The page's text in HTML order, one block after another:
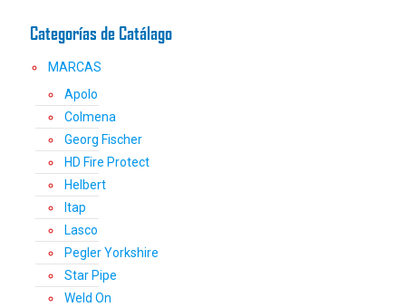
página
producto
Categorías de Catálago
MARCAS
Apolo
Colmena
Georg Fischer
HD Fire Protect
Helbert
Itap
Lasco
Pegler Yorkshire
Star Pipe
Weld On